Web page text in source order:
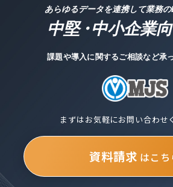
あらゆるデータを連携して業務
中堅・中小企業
課題や導入に関するご相談など承
まずはお気軽にお問い合わせ
資料請求 はこち